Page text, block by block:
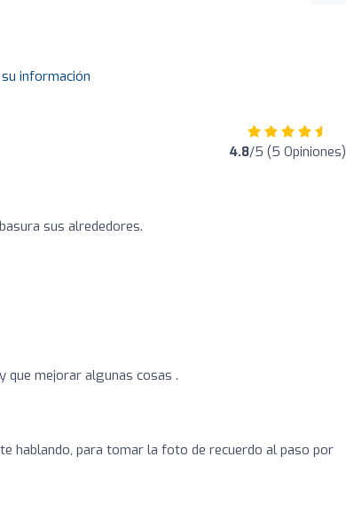
información
4.8/5 (5 Opiniones)
sus alrededores.
que mejorar algunas cosas .
hablando, para tomar la foto de recuerdo al paso por